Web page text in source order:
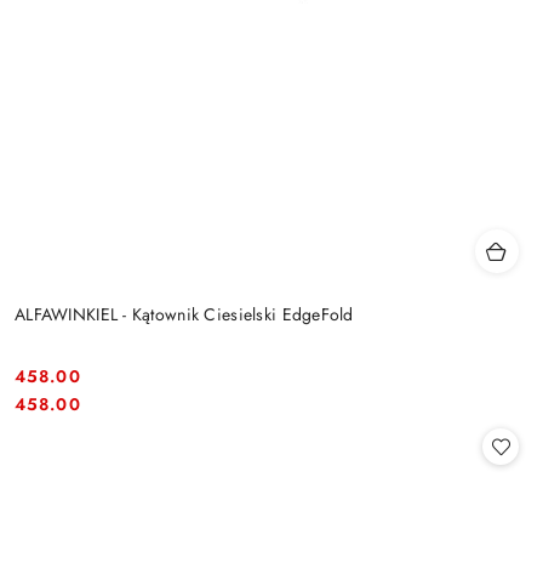
ALFAWINKIEL - Kątownik Ciesielski EdgeFold
Cena:
458.00
Cena:
458.00